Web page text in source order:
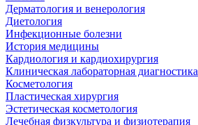
Дерматология и венерология
Диетология
Инфекционные болезни
История медицины
Кардиология и кардиохирургия
Клиническая лабораторная диагностика
Косметология
Пластическая хирургия
Эстетическая косметология
Лечебная физкультура и физиотерапия